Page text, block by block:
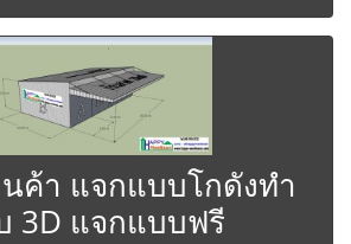
ค้า แจกแบบโกดังทำ
3D แจกแบบฟรี